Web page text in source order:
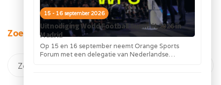
15 - 16 september 2026
Uitnodiging World Football Summit 2026 in
Madrid
Op 15 en 16 september neemt Orange Sports
Forum met een delegatie van Nederlandse
Zoeken